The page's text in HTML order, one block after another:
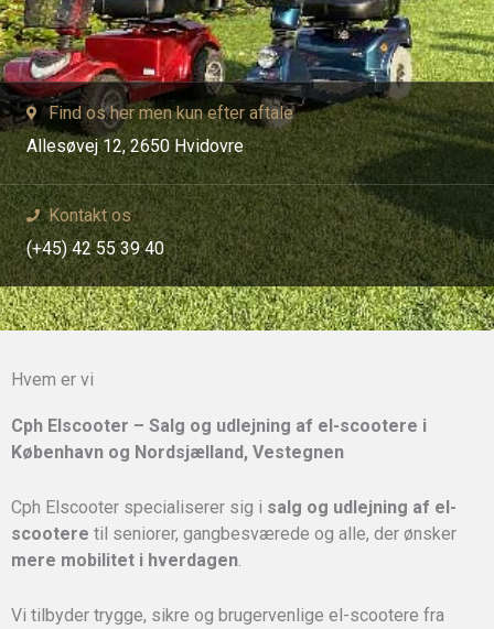
Find os her men kun efter aftale
Allesøvej 12, 2650 Hvidovre
Kontakt os
(+45) 42 55 39 40
Hvem er vi
Cph Elscooter – Salg og udlejning af el-scootere i
København og Nordsjælland, Vestegnen
Cph Elscooter specialiserer sig i salg og udlejning af el-
scootere til seniorer, gangbesværede og alle, der ønsker
mere mobilitet i hverdagen.
Vi tilbyder trygge, sikre og brugervenlige el-scootere fra